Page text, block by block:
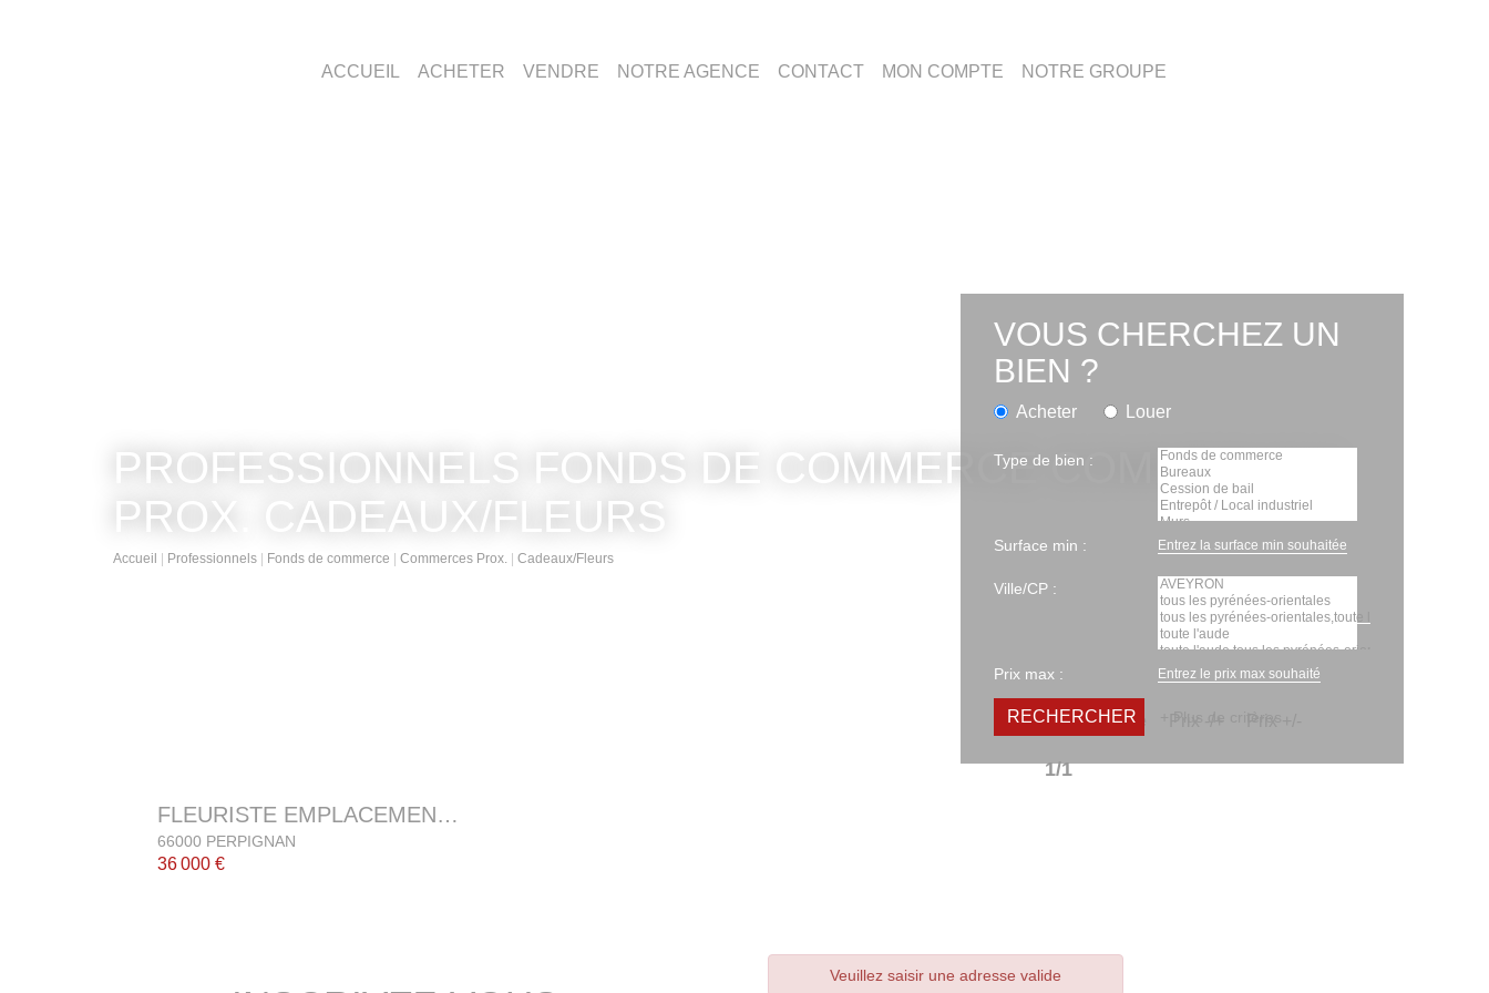
ACCUEIL ACHETER VENDRE NOTRE AGENCE CONTACT MON COMPTE NOTRE GROUPE
VOUS CHERCHEZ UN BIEN ?
Acheter
Type de bien :
Prix max :
PROFESSIONNELS FONDS DE COMMERCE COMMERCES PROX.
CADEAUX/FLEURS
Accueil Professionnels Fonds de commerce Commerces Prox. Cadeaux/Fleurs
Trier par : Date
1/1
66000 PERPIGNAN
36 000 €
Veuillez saisir une adresse valide